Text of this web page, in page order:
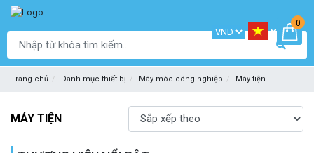
0
Trang chủ Danh mục thiết bị Máy móc công nghiệp Máy tiện
MÁY TIỆN